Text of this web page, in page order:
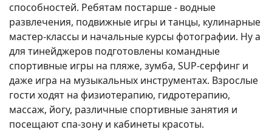
способностей. Ребятам постарше - водные
развлечения, подвижные игры и танцы, кулинарные
мастер-классы и начальные курсы фотографии. Ну а
для тинейджеров подготовлены командные
спортивные игры на пляже, зумба, SUP-серфинг и
даже игра на музыкальных инструментах. Взрослые
гости ходят на физиотерапию, гидротерапию,
массаж, йогу, различные спортивные занятия и
посещают спа-зону и кабинеты красоты.